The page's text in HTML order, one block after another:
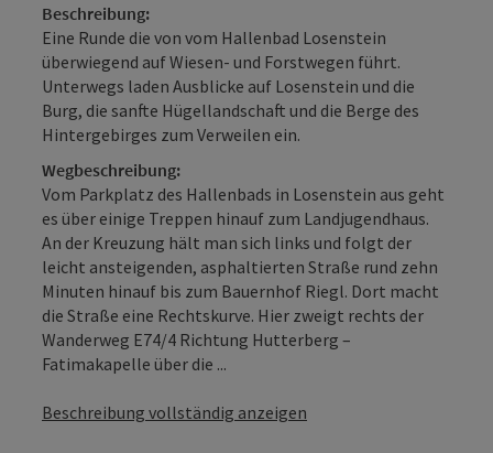
Beschreibung:
Eine Runde die von vom Hallenbad Losenstein
überwiegend auf Wiesen- und Forstwegen führt.
Unterwegs laden Ausblicke auf Losenstein und die
Burg, die sanfte Hügellandschaft und die Berge des
Hintergebirges zum Verweilen ein.
Wegbeschreibung:
Vom Parkplatz des Hallenbads in Losenstein aus geht
es über einige Treppen hinauf zum Landjugendhaus.
An der Kreuzung hält man sich links und folgt der
leicht ansteigenden, asphaltierten Straße rund zehn
Minuten hinauf bis zum Bauernhof Riegl. Dort macht
die Straße eine Rechtskurve. Hier zweigt rechts der
Wanderweg E74/4 Richtung Hutterberg –
Fatimakapelle über die ...
Beschreibung vollständig anzeigen